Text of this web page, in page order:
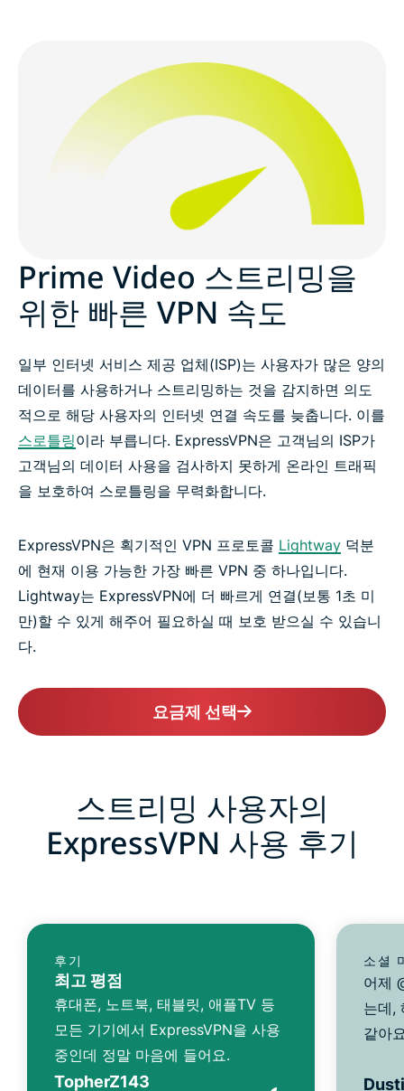
Prime Video 스트리밍을
위한 빠른 VPN 속도
일부 인터넷 서비스 제공 업체(ISP)는 사용자가 많은 양의
데이터를 사용하거나 스트리밍하는 것을 감지하면 의도
적으로 해당 사용자의 인터넷 연결 속도를 늦춥니다. 이를
스로틀링이라 부릅니다. ExpressVPN은 고객님의 ISP가
고객님의 데이터 사용을 검사하지 못하게 온라인 트래픽
을 보호하여 스로틀링을 무력화합니다.
ExpressVPN은 획기적인 VPN 프로토콜 Lightway 덕분
에 현재 이용 가능한 가장 빠른 VPN 중 하나입니다.
Lightway는 ExpressVPN에 더 빠르게 연결(보통 1초 미
만)할 수 있게 해주어 필요하실 때 보호 받으실 수 있습니
다.
요금제 선택
스트리밍 사용자의
ExpressVPN 사용 후기
후기
최고 평점
휴대폰, 노트북, 태블릿, 애플TV 등
모든 기기에서 ExpressVPN을 사용
중인데 정말 마음에 들어요.
TopherZ143
소셜
어제
는데,
같아